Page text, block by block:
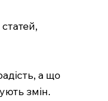
а що
змін.